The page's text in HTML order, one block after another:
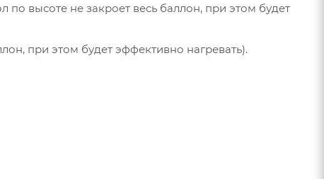
высоте не закроет весь баллон, при этом будет
при этом будет эффективно нагревать).